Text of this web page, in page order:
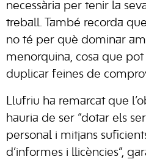
necessària per tenir la
treball. També recorda
no té per què dominar
menorquina, cosa que
duplicar feines de
Llufriu ha remarcat que
hauria de ser “dotar els
personal i mitjans
d’informes i llicències”,